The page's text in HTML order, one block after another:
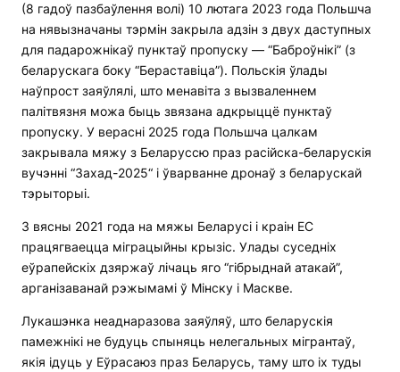
(8 гадоў пазбаўлення волі) 10 лютага 2023 года Польшча
на нявызначаны тэрмін закрыла адзін з двух даступных
для падарожнікаў пунктаў пропуску — “Баброўнікі” (з
беларускага боку “Бераставіца”). Польскія ўлады
наўпрост заяўлялі, што менавіта з вызваленнем
палітвязня можа быць звязана адкрыццё пунктаў
пропуску. У верасні 2025 года Польшча цалкам
закрывала мяжу з Беларуссю праз расійска-беларускія
вучэнні “Захад-2025“ і ўварванне дронаў з беларускай
тэрыторыі.
З вясны 2021 года на мяжы Беларусі і краін ЕС
працягваецца міграцыйны крызіс. Улады суседніх
еўрапейскіх дзяржаў лічаць яго “гібрыднай атакай”,
арганізаванай рэжымамі ў Мінску і Маскве.
Лукашэнка неаднаразова заяўляў, што беларускія
памежнікі не будуць спыняць нелегальных мігрантаў,
якія ідуць у Еўрасаюз праз Беларусь, таму што іх туды